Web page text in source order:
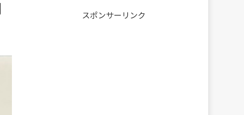
スポンサーリンク